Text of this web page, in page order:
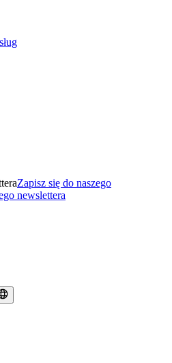
Zapisz się do naszego
newslettera